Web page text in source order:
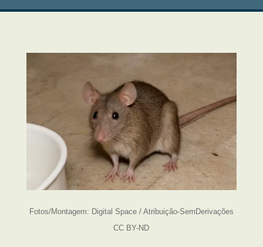
Fotos/Montagem: Digital Space / Atribuição-SemDerivações
CC BY-ND